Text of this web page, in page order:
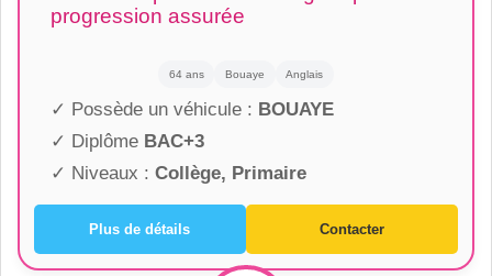
progression assurée
64 ans Bouaye Anglais
✓ Possède un véhicule : BOUAYE
✓ Diplôme BAC+3
✓ Niveaux : Collège, Primaire
Plus de détails Contacter